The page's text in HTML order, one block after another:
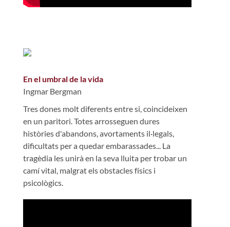
En el umbral de la vida
Ingmar Bergman
Tres dones molt diferents entre si, coincideixen
en un paritori. Totes arrosseguen dures
històries d'abandons, avortaments il·legals,
dificultats per a quedar embarassades... La
tragèdia les unirà en la seva lluita per trobar un
camí vital, malgrat els obstacles físics i
psicològics.